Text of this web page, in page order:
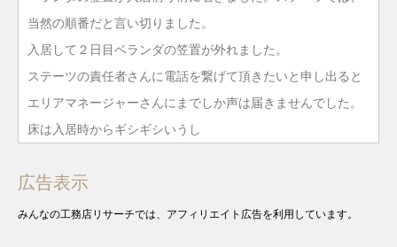
当然の順番だと言い切りました。
入居して２日目ベランダの笠置が外れました。
ステーツの責任者さんに電話を繋げて頂きたいと申し出ると
エリアマネージャーさんにまでしか声は届きませんでした。
床は入居時からギシギシいうし
広告表示
みんなの工務店リサーチでは、アフィリエイト広告を利用しています。